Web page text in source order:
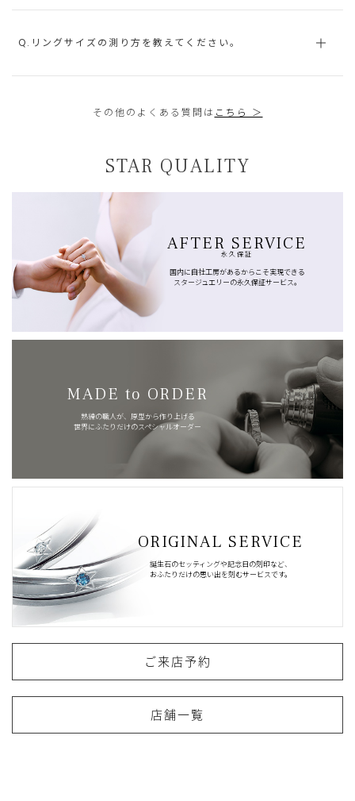
Q.リングサイズの測り方を教えてください。
その他のよくある質問は こちら ＞
STAR QUALITY
AFTER SERVICE
永久保証
国内に自社工房があるからこそ実現できる
スタージュエリーの永久保証サービス。
MADE to ORDER
熟練の職人が、原型から作り上げる
世界にふたりだけのスペシャルオーダー
ORIGINAL SERVICE
誕生石のセッティングや記念日の刻印など、
おふたりだけの思い出を刻むサービスです。
ご来店予約
店舗一覧